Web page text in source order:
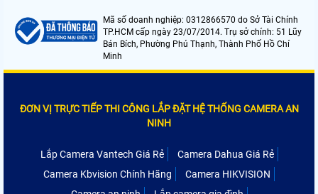
Mã số doanh nghiệp: 0312866570 do Sở Tài Chính
TP.HCM cấp ngày 23/07/2014. Trụ sở chính: 51 Lũy
Bán Bích, Phường Phú Thạnh, Thành Phố Hồ Chí
Minh
ĐƠN VỊ TRỰC TIẾP THI CÔNG LẮP ĐẶT HỆ THỐNG CAMERA AN
NINH
Lắp Camera Vantech Giá Rẻ
Camera Dahua Giá Rẻ
Camera Kbvision Chính Hãng
Camera HIKVISION